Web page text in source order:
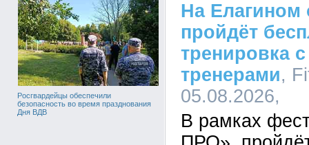
Росгвардейцы обеспечили
безопасность во время празднования
Дня ВДВ
На Елагином
пройдёт
тренировка
тренерами,
05.08.2026,
В рамках